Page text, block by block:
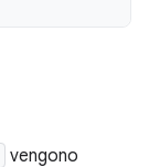
vengono